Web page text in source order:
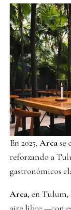
En 2025, Arcase
reforzando a
gastronómicos
Arca, en Tulum,